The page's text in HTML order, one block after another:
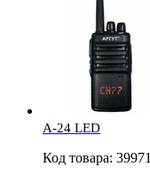
A-24 LED
Код товара: 39971